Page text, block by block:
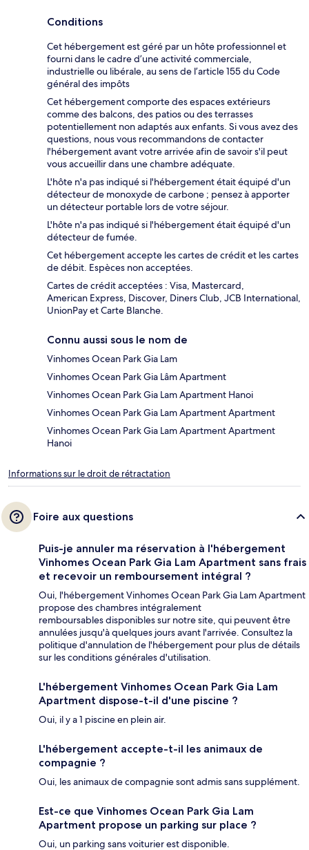
Conditions
Cet hébergement est géré par un hôte professionnel et
fourni dans le cadre d’une activité commerciale,
industrielle ou libérale, au sens de l’article 155 du Code
général des impôts
Cet hébergement comporte des espaces extérieurs
comme des balcons, des patios ou des terrasses
potentiellement non adaptés aux enfants. Si vous avez des
questions, nous vous recommandons de contacter
l'hébergement avant votre arrivée afin de savoir s'il peut
vous accueillir dans une chambre adéquate.
L'hôte n'a pas indiqué si l'hébergement était équipé d'un
détecteur de monoxyde de carbone ; pensez à apporter
un détecteur portable lors de votre séjour.
L'hôte n'a pas indiqué si l'hébergement était équipé d'un
détecteur de fumée.
Cet hébergement accepte les cartes de crédit et les cartes
de débit. Espèces non acceptées.
Cartes de crédit acceptées : Visa, Mastercard,
American Express, Discover, Diners Club, JCB International,
UnionPay et Carte Blanche.
Connu aussi sous le nom de
Vinhomes Ocean Park Gia Lam
Vinhomes Ocean Park Gia Lâm Apartment
Vinhomes Ocean Park Gia Lam Apartment Hanoi
Vinhomes Ocean Park Gia Lam Apartment Apartment
Vinhomes Ocean Park Gia Lam Apartment Apartment
Hanoi
Informations sur le droit de rétractation
Foire aux questions
Puis-je annuler ma réservation à l'hébergement
Vinhomes Ocean Park Gia Lam Apartment sans frais
et recevoir un remboursement intégral ?
Oui, l'hébergement Vinhomes Ocean Park Gia Lam Apartment
propose des chambres intégralement
remboursables disponibles sur notre site, qui peuvent être
annulées jusqu'à quelques jours avant l'arrivée. Consultez la
politique d'annulation de l'hébergement pour plus de détails
sur les conditions générales d'utilisation.
L'hébergement Vinhomes Ocean Park Gia Lam
Apartment dispose-t-il d'une piscine ?
Oui, il y a 1 piscine en plein air.
L'hébergement accepte-t-il les animaux de
compagnie ?
Oui, les animaux de compagnie sont admis sans supplément.
Est-ce que Vinhomes Ocean Park Gia Lam
Apartment propose un parking sur place ?
Oui, un parking sans voiturier est disponible.